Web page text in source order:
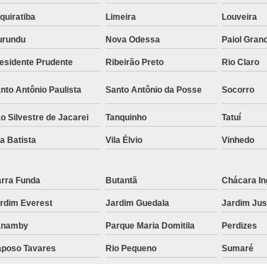
Limeira Louveira
Nova Odessa Paiol
Prudente Ribeirão Preto Rio Claro
Antônio Paulista Santo Antônio da Posse Socorro
Silvestre de Jacarei Tanquinho Tatuí
Batista Vila Élvio Vinhedo
Funda Butantã Chácara
Everest Jardim Guedala Jardim
Parque Maria Domitila Perdizes
Tavares Rio Pequeno Sumaré